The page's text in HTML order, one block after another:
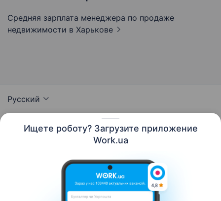
Ищете роботу? Загрузите приложение
Work.ua
Средняя зарплата менеджера по продаже
недвижимости в Харькове
Русский
Контакты О нас
Карьера
Новости Work.ua
Помощь